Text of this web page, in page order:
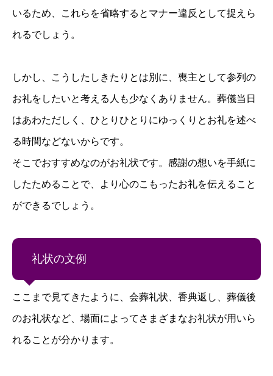
いるため、これらを省略するとマナー違反として捉えら
れるでしょう。
しかし、こうしたしきたりとは別に、喪主として参列の
お礼をしたいと考える人も少なくありません。葬儀当日
はあわただしく、ひとりひとりにゆっくりとお礼を述べ
る時間などないからです。
そこでおすすめなのがお礼状です。感謝の想いを手紙に
したためることで、より心のこもったお礼を伝えること
ができるでしょう。
礼状の文例
ここまで見てきたように、会葬礼状、香典返し、葬儀後
のお礼状など、場面によってさまざまなお礼状が用いら
れることが分かります。